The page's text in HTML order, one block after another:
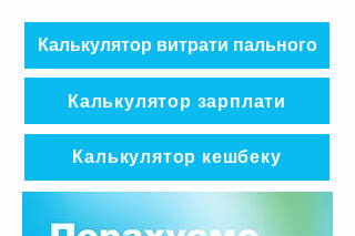
Калькулятор витрати пального
Калькулятор зарплати
Калькулятор кешбеку